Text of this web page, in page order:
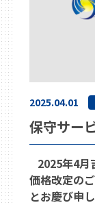
2025.04.01
保守サー
2025年4月
価格改定の
とお慶び申